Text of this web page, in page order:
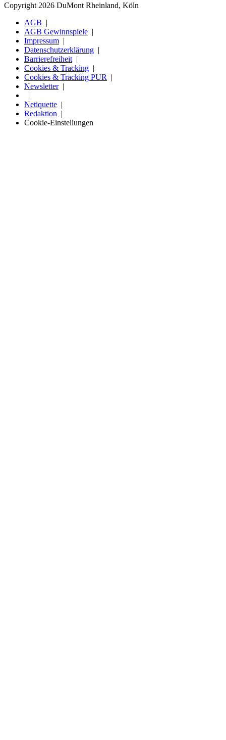
Copyright 2026 DuMont Rheinland, Köln
AGB
AGB Gewinnspiele
Impressum
Datenschutzerklärung
Barrierefreiheit
Cookies & Tracking
Cookies & Tracking PUR
Newsletter
Netiquette
Redaktion
Cookie-Einstellungen